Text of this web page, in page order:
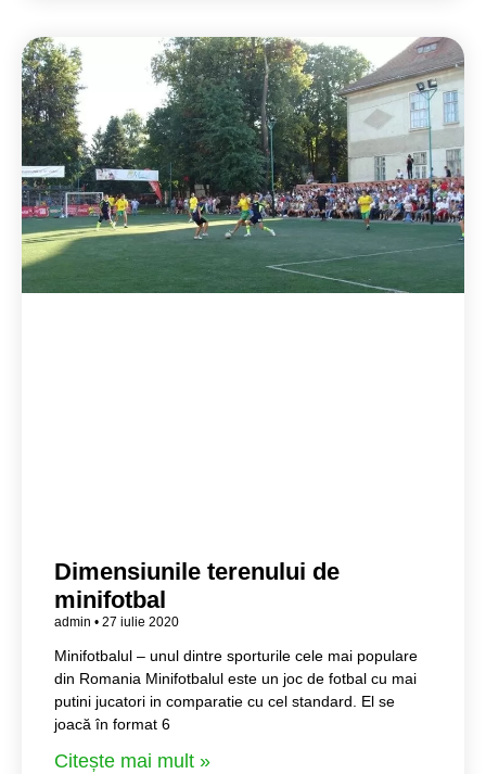
Dimensiunile terenului de
minifotbal
admin 27 iulie 2020
Minifotbalul – unul dintre sporturile cele mai populare
din Romania Minifotbalul este un joc de fotbal cu mai
putini jucatori in comparatie cu cel standard. El se
joacă în format 6
Citește mai mult »